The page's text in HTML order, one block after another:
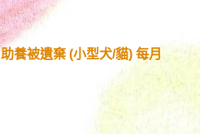
助養被遺棄 (小型犬/貓) 每月